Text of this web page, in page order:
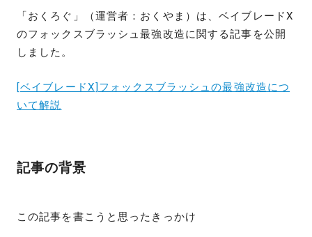
「おくろぐ」（運営者：おくやま）は、ベイブレードX
のフォックスブラッシュ最強改造に関する記事を公開
しました。
[ベイブレードX]フォックスブラッシュの最強改造につ
いて解説
記事の背景
この記事を書こうと思ったきっかけ